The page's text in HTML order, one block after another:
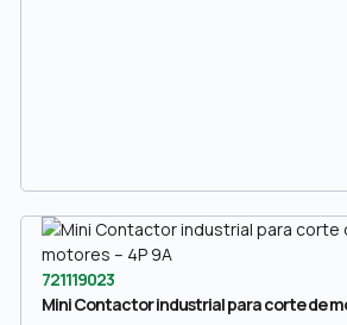
721119023
Mini Contactor industrial para corte de